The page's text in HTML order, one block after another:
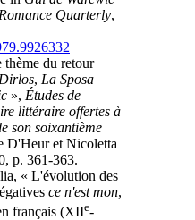
Quarterly,
du retour
, La Sposa
», Études de
littéraire offertes à
son soixantième
D'Heur et Nicoletta
p. 361-363.
« L'évolution des
ce n'est mon,
français (XIIe-